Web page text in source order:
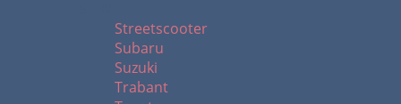
Streetscooter
Subaru
Suzuki
Trabant